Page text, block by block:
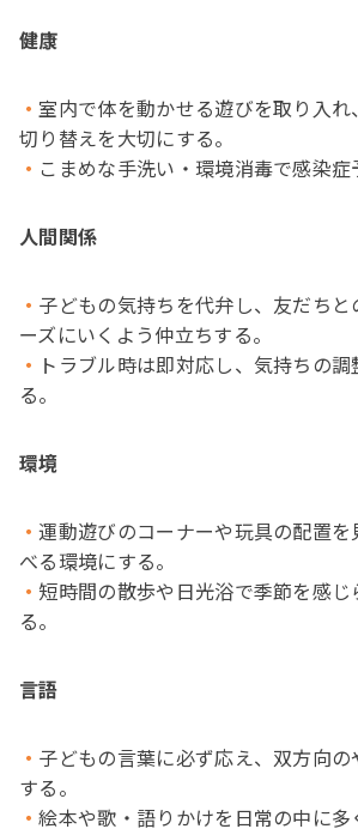
健康
室内で体を動かせる遊びを取り入
切り替えを大切にする。
こまめな手洗い・環境消毒で感染症
人間関係
子どもの気持ちを代弁し、友だち
ーズにいくよう仲立ちする。
トラブル時は即対応し、気持ちの
る。
環境
運動遊びのコーナーや玩具の配置
べる環境にする。
短時間の散歩や日光浴で季節を感じ
る。
言語
子どもの言葉に必ず応え、双方向
する。
絵本や歌・語りかけを日常の中に多